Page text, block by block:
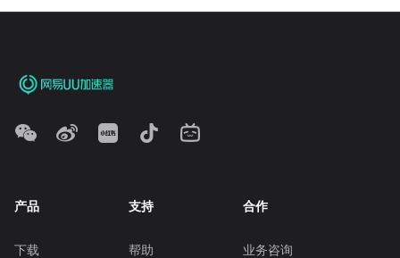
产品
下载
支持
帮助
合作
业务咨询